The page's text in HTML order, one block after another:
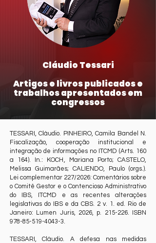
Cláudio Tessari
Artigos e livros publicados e
trabalhos apresentados em
congressos
TESSARI, Cláudio. PINHEIRO, Camila Bandel N.
Fiscalização, cooperação institucional e
integração de informações no ITCMD (Arts. 160
a 164). In.: KOCH, Mariana Porto; CASTELO,
Melissa Guimarães; CALIENDO, Paulo (orgs.).
Lei complementar 227/2026: Comentários sobre
o Comitê Gestor e o Contencioso Administrativo
do IBS, ITCMD e as recentes alterações
legislativas do IBS e da CBS. 2 v. 1. ed. Rio de
Janeiro: Lumen Juris, 2026, p. 215-226. ISBN
978-85-519-4043-3.
TESSARI, Cláudio. A defesa nas medidas